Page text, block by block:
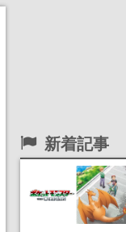
新着記事